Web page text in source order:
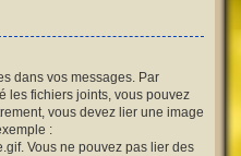
dans vos messages. Par
les fichiers joints, vous pouvez
vous devez lier une image
:
Vous ne pouvez pas lier des